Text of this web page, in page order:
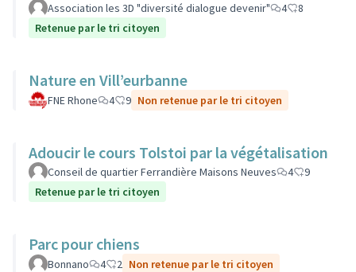
Association les 3D "diversité dialogue devenir" 4
8
Retenue par le tri citoyen
Nature en Vill’eurbanne
FNE Rhone 4 9 Non retenue par le tri citoyen
Adoucir le cours Tolstoi par la végétalisation
Conseil de quartier Ferrandière Maisons Neuves 4
9
Retenue par le tri citoyen
Parc pour chiens
Bonnano 4 2 Non retenue par le tri citoyen